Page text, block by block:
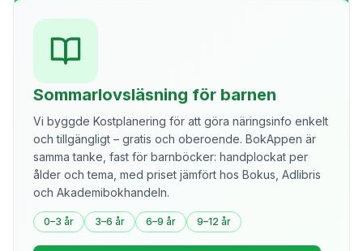
Sommarlovsläsning för barnen
Vi byggde Kostplanering för att göra näringsinfo enkelt
och tillgängligt – gratis och oberoende. BokAppen är
samma tanke, fast för barnböcker: handplockat per
ålder och tema, med priset jämfört hos Bokus, Adlibris
och Akademibokhandeln.
0–3 år 3–6 år 6–9 år 9–12 år